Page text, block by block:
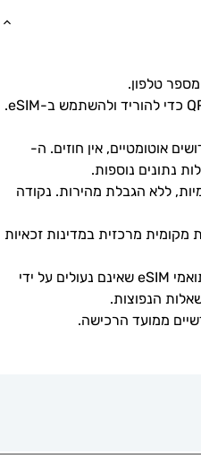
אוטומטיים, אין חוזים. ה-
הנפוצות.